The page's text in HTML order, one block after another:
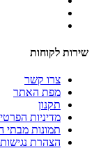
שירות לקוחות
צרו קשר
מפת האתר
תקנון
מדיניות
תמונות מבתי
הצהרת נגישות